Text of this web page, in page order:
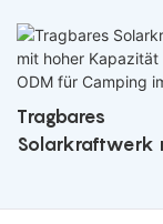
Tragbares
Solarkraftwerk